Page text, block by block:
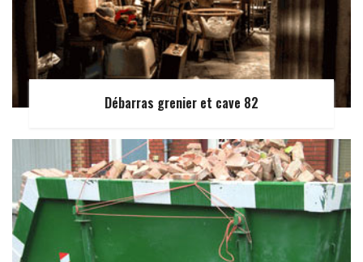
Débarras grenier et cave 82